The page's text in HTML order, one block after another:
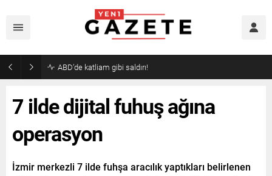
ABD’de katliam gibi saldırı!
7 ilde dijital fuhuş ağına
operasyon
İzmir merkezli 7 ilde fuhşa aracılık yaptıkları belirlenen